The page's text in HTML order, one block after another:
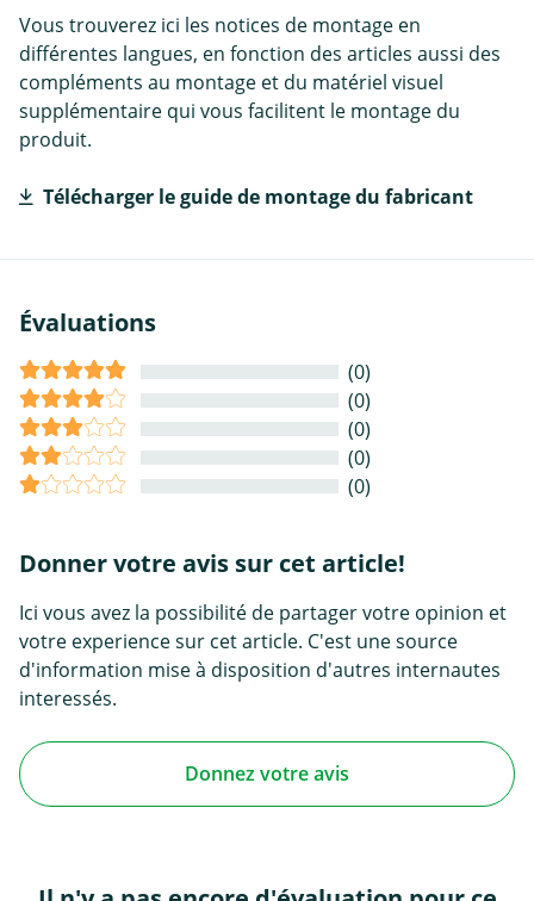
Vous trouverez ici les notices de montage en
différentes langues, en fonction des articles aussi des
compléments au montage et du matériel visuel
supplémentaire qui vous facilitent le montage du
produit.
Télécharger le guide de montage du fabricant
Évaluations
(0)
(0)
(0)
(0)
(0)
Donner votre avis sur cet article!
Ici vous avez la possibilité de partager votre opinion et
votre experience sur cet article. C'est une source
d'information mise à disposition d'autres internautes
interessés.
Donnez votre avis